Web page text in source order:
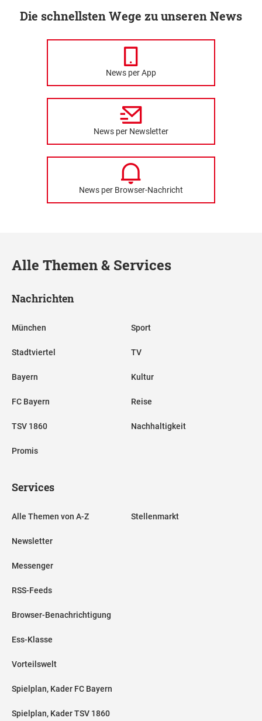
Die schnellsten Wege zu unseren News
News per App
News per Newsletter
News per Browser-Nachricht
Alle Themen & Services
Nachrichten
München
Stadtviertel
Bayern
FC Bayern
TSV 1860
Promis
Sport
TV
Kultur
Reise
Nachhaltigkeit
Services
Alle Themen von A-Z
Newsletter
Messenger
RSS-Feeds
Browser-Benachrichtigung
Ess-Klasse
Vorteilswelt
Spielplan, Kader FC Bayern
Spielplan, Kader TSV 1860
Stellenmarkt